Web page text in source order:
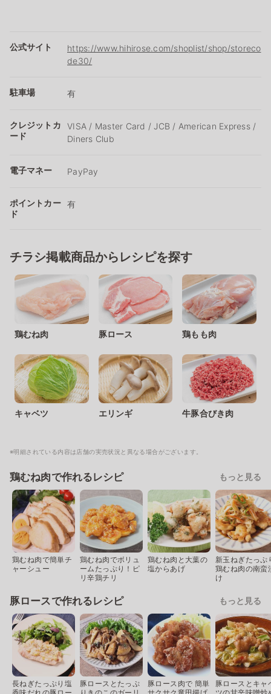
公式サイト
https://www.hihirose.com/shoplist/shop/storeco
de30/
駐車場 有
クレジットカ
ード
VISA / Master Card / JCB / American Express /
Diners Club
電子マネー PayPay
ポイントカー
ド
有
チラシ掲載商品からレシピを探す
鶏むね肉 豚ロース 鶏もも肉
キャベツ エリンギ 牛豚合びき肉
※明細されている内容は店舗の実売状況と異なる場合がございます。
鶏むね肉で作れるレシピ もっと見る
鶏むね肉で簡単チ
ャーシュー
鶏むね肉でボリュ
ームたっぷり！ピ
リ辛鶏チリ
鶏むね肉と大葉の
塩からあげ
新玉ねぎたっぷ
鶏むね肉の南蛮
け
豚ロースで作れるレシピ もっと見る
長ねぎたっぷり塩
豚ロースとたっぷ
豚ロース肉で 簡単
豚ロースとキャ